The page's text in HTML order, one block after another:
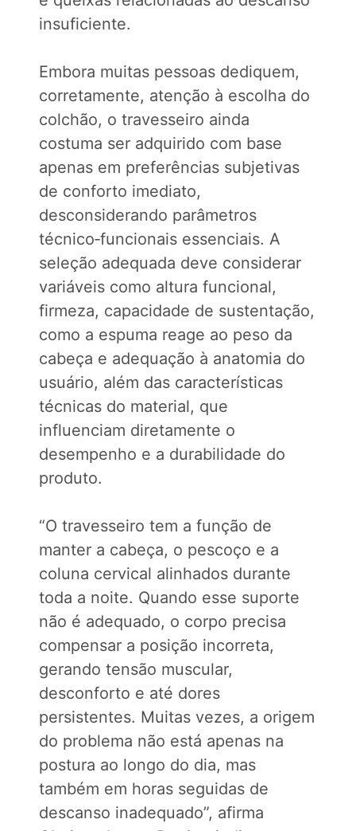
insuficiente.
Embora muitas pessoas dediquem,
corretamente, atenção à escolha do
colchão, o travesseiro ainda
costuma ser adquirido com base
apenas em preferências subjetivas
de conforto imediato,
desconsiderando parâmetros
técnico‑funcionais essenciais. A
seleção adequada deve considerar
variáveis como altura funcional,
firmeza, capacidade de sustentação,
como a espuma reage ao peso da
cabeça e adequação à anatomia do
usuário, além das características
técnicas do material, que
influenciam diretamente o
desempenho e a durabilidade do
produto.
“O travesseiro tem a função de
manter a cabeça, o pescoço e a
coluna cervical alinhados durante
toda a noite. Quando esse suporte
não é adequado, o corpo precisa
compensar a posição incorreta,
gerando tensão muscular,
desconforto e até dores
persistentes. Muitas vezes, a origem
do problema não está apenas na
postura ao longo do dia, mas
também em horas seguidas de
descanso inadequado”, afirma